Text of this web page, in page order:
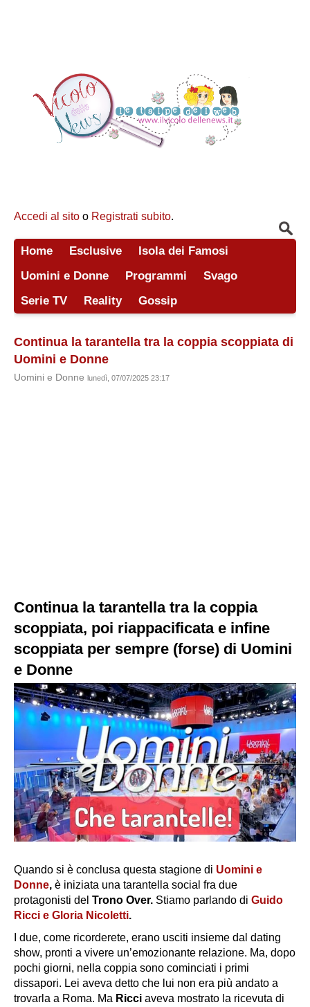
Accedi al sito o Registrati subito.
Home Esclusive
Isola dei Famosi
Uomini e Donne
Programmi
Svago
Serie TV
Reality Gossip
Continua la tarantella tra la coppia scoppiata di
Uomini e Donne
Uomini e Donne lunedì, 07/07/2025 23:17
Continua la tarantella tra la coppia
scoppiata, poi riappacificata e infine
scoppiata per sempre (forse) di Uomini
e Donne
Quando si è conclusa questa stagione di Uomini e
Donne, è iniziata una tarantella social fra due
protagonisti del Trono Over. Stiamo parlando di Guido
Ricci e Gloria Nicoletti.
I due, come ricorderete, erano usciti insieme dal dating
show, pronti a vivere un’emozionante relazione. Ma, dopo
pochi giorni, nella coppia sono cominciati i primi
dissapori. Lei aveva detto che lui non era più andato a
trovarla a Roma. Ma Ricci aveva mostrato la ricevuta di